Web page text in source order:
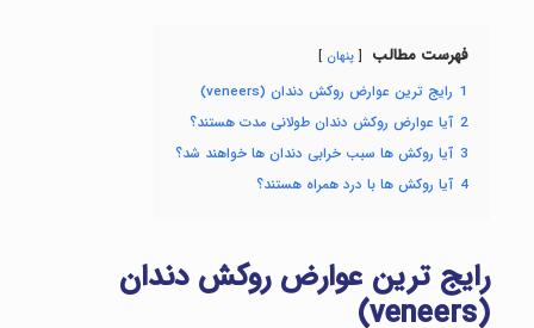
فهرست مطالب پنهان
1 رایج ترین عوارض روکش دندان (veneers)
2 آیا عوارض روکش دندان طولانی مدت هستند؟
3 آیا روکش ها سبب خرابی دندان ها خواهند شد؟
4 آیا روکش ها با درد همراه هستند؟
رایج ترین عوارض روکش دندان
(
veneers
)